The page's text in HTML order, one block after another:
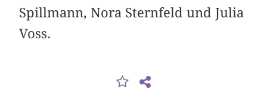
Spillmann, Nora Sternfeld und Julia
Voss.